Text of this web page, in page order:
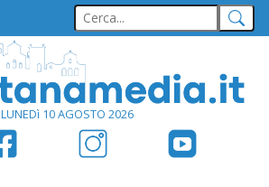
LUNEDì 10 AGOSTO 2026